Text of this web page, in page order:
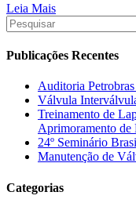
Leia Mais
Publicações Recentes
Auditoria
Válvula
Treinamento de
Aprimoramento de
24º Seminário
Manutenção de
Categorias